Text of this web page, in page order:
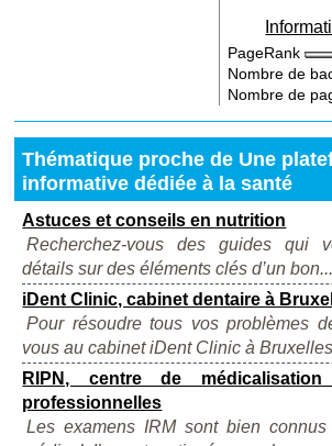
PageRank
Nombre de
Nombre de
Thématique proche de Une
informative dédiée à la santé
Astuces et conseils en nutrition
Recherchez-vous des guides qui
détails sur des éléments clés d’un bon...
iDent Clinic, cabinet dentaire à
Pour résoudre tous vos problèmes
vous au cabinet iDent Clinic à
RIPN, centre de médicalisation
professionnelles
Les examens IRM sont bien